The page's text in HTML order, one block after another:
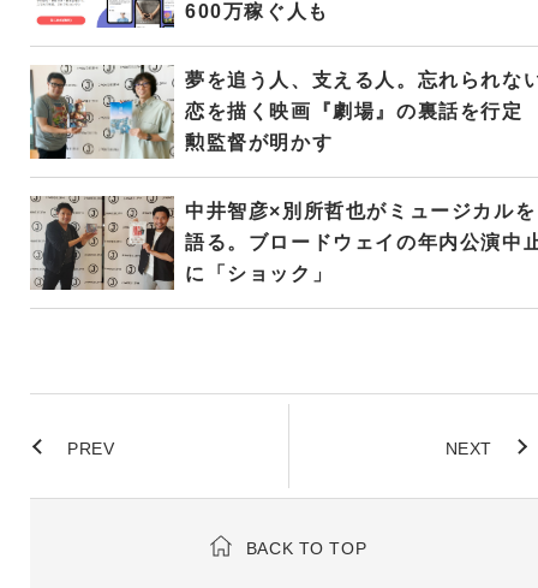
600万稼ぐ人も
夢を追う人、支える人。忘れられな
恋を描く映画『劇場』の裏話を行定
勲監督が明かす
中井智彦×別所哲也がミュージカルを
語る。ブロードウェイの年内公演中
に「ショック」
PREV NEXT
BACK TO TOP